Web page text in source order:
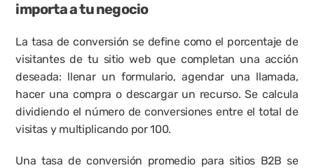
importa a tu negocio
La tasa de conversión se define como el porcentaje de
visitantes de tu sitio web que completan una acción
deseada: llenar un formulario, agendar una llamada,
hacer una compra o descargar un recurso. Se calcula
dividiendo el número de conversiones entre el total de
visitas y multiplicando por 100.
Una tasa de conversión promedio para sitios B2B se